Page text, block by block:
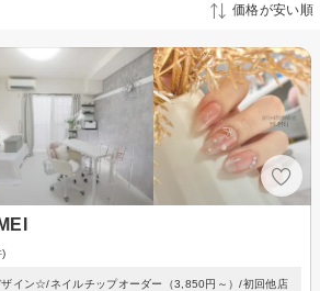
価格が安い順
イン☆/ネイルチップオーダー（3,850円～）/初回他店